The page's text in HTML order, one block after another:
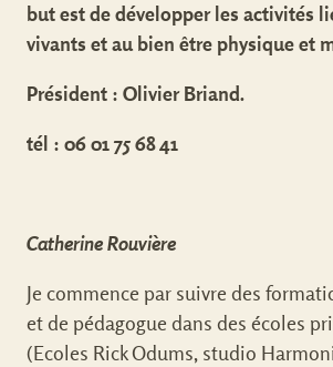
but est de développer les activités
vivants et au bien être physique et
Président : Olivier Briand.
tél : 06 01 75 68 41
Catherine Rouvière
Je commence par suivre des
et de pédagogue dans des écoles
(Ecoles Rick Odums, studio